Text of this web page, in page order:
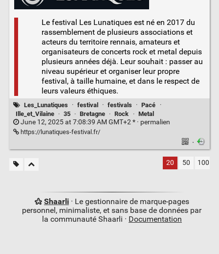
Le festival Les Lunatiques est né en 2017 du
rassemblement de plusieurs associations et
acteurs du territoire rennais, amateurs et
organisateurs de concerts rock et metal depuis
plusieurs années déjà. Leur souhait : passer au
niveau supérieur et organiser leur propre
festival, à taille humaine, et dans le respect de
leurs valeurs éthiques.
Les_Lunatiques · festival · festivals · Pacé
·
Ille_et_Vilaine
· 35 · Bretagne · Rock · Metal
June 12, 2025 at 7:08:39 AM GMT+2 * · permalien
https://lunatiques-festival.fr/
·
20 50 100
Shaarli· Le gestionnaire de marque-pages
personnel, minimaliste, et sans base de données par
la communauté Shaarli · Documentation